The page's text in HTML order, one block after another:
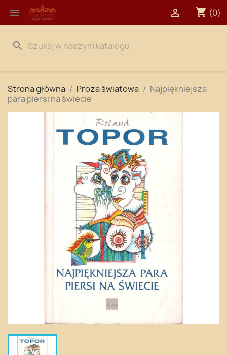
 shopping_cart (0)

search
Strona główna Proza światowa
Najpiękniejsza
para piersi na świecie